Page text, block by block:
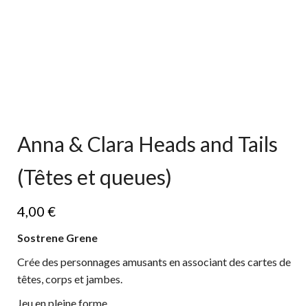
Anna & Clara Heads and Tails
(Têtes et queues)
4,00 €
Sostrene Grene
Crée des personnages amusants en associant des cartes de
têtes, corps et jambes.
Jeu en pleine forme